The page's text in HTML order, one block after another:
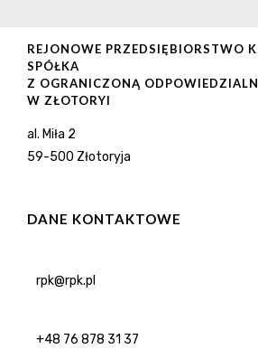
REJONOWE PRZEDSIĘBIORSTWO
SPÓŁKA
Z OGRANICZONĄ
W ZŁOTORYI
al. Miła 2
59-500 Złotoryja
DANE KONTAKTOWE
rpk@rpk.pl
+48 76 878 31 37